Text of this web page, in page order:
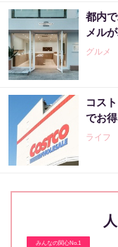
都内
メル
グルメ
コス
でお
ライフ
みんなの関心No.1